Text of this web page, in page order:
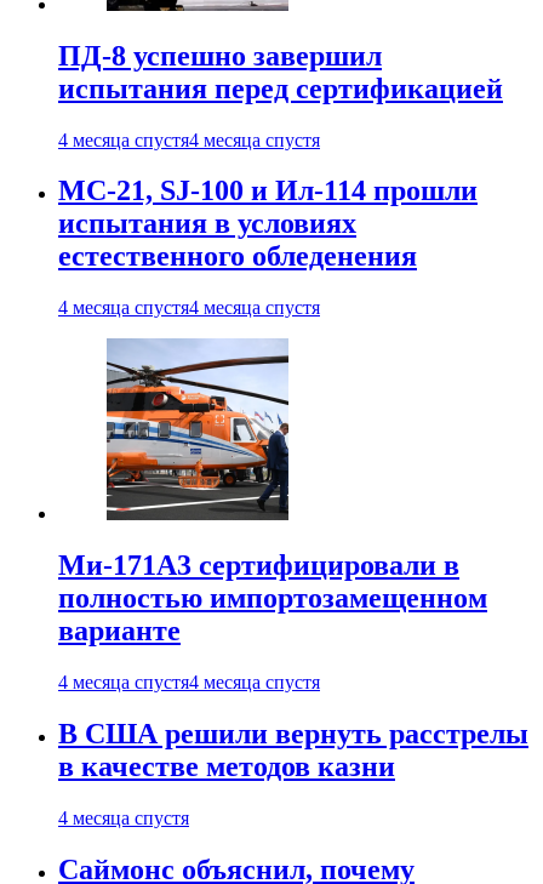
ПД-8 успешно завершил
испытания перед сертификацией
4 месяца спустя4 месяца спустя
МС-21, SJ-100 и Ил-114 прошли
испытания в условиях
естественного обледенения
4 месяца спустя4 месяца спустя
Ми-171А3 сертифицировали в
полностью импортозамещенном
варианте
4 месяца спустя4 месяца спустя
В США решили вернуть расстрелы
в качестве методов казни
4 месяца спустя
Саймонс объяснил, почему